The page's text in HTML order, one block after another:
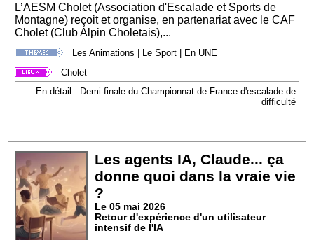
L’AESM Cholet (Association d'Escalade et Sports de
Montagne) reçoit et organise, en partenariat avec le CAF
Cholet (Club Alpin Choletais),...
Les Animations Le Sport
En UNE
Cholet
En détail : Demi-finale du Championnat de France d'escalade de
difficulté
Les agents IA, Claude... ça
donne quoi dans la vraie vie
?
Le 05 mai 2026
Retour d'expérience d'un utilisateur
intensif de l'IA